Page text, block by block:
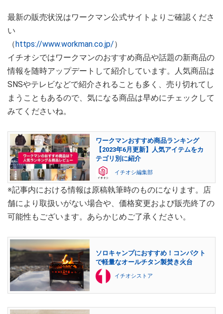
最新の販売状況はワークマン公式サイトよりご確認くださ
い
（https://www.workman.co.jp/）
イチオシではワークマンのおすすめ商品や話題の新商品の
情報を随時アップデートして紹介しています。人気商品は
SNSやテレビなどで紹介されることも多く、売り切れてし
まうこともあるので、気になる商品は早めにチェックして
みてくださいね。
ワークマンおすすめ商品ランキング
【2023年6月更新】人気アイテムをカ
テゴリ別に紹介
イチオシ編集部
※記事内における情報は原稿執筆時のものになります。店
舗により取扱いがない場合や、価格変更および販売終了の
可能性もございます。あらかじめご了承ください。
ソロキャンプにおすすめ！コンパクト
で軽量なオールチタン製焚き火台
イチオシストア